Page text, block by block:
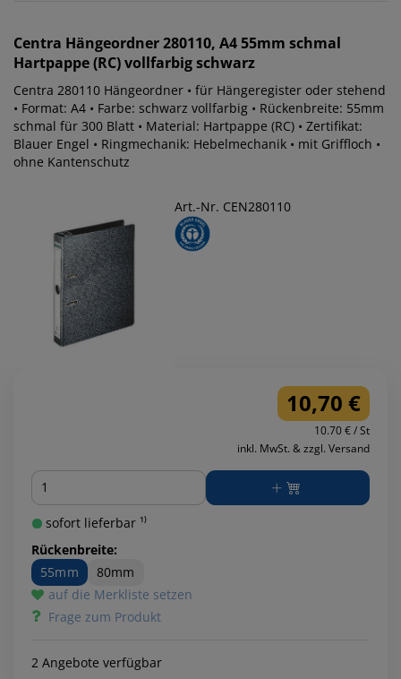
Centra Hängeordner 280110, A4 55mm schmal
Hartpappe (RC) vollfarbig schwarz
Centra 280110 Hängeordner • für Hängeregister oder stehend
• Format: A4 • Farbe: schwarz vollfarbig • Rückenbreite: 55mm
schmal für 300 Blatt • Material: Hartpappe (RC) • Zertifikat:
Blauer Engel • Ringmechanik: Hebelmechanik • mit Griffloch •
ohne Kantenschutz
Art.-Nr. CEN280110
10,70 €
10.70 € / St
inkl. MwSt. & zzgl. Versand
Menge
sofort lieferbar ¹⁾
Rückenbreite:
55mm
80mm
auf die Merkliste setzen
Frage zum Produkt
2 Angebote verfügbar